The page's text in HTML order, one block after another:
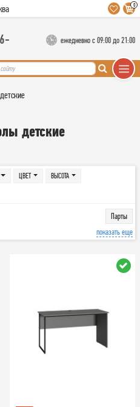
0
ежедневно с 09:00 до 21:00
детские
ЦВЕТ ВЫСОТА
Парты
показать еще